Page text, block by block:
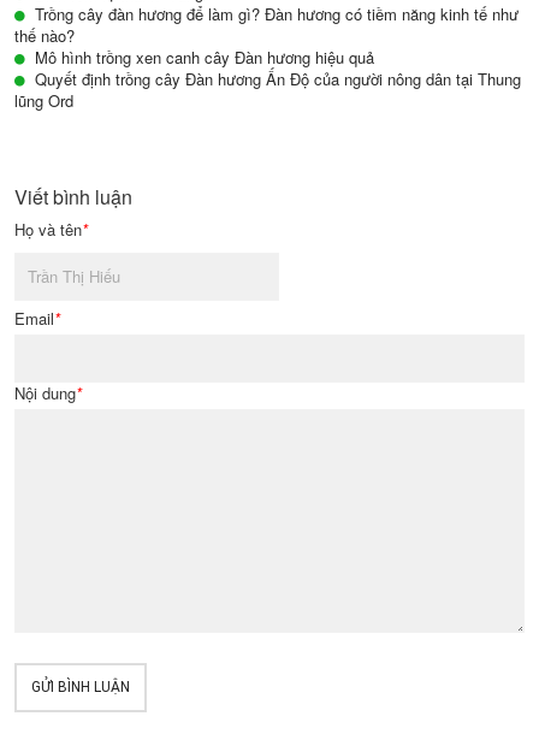
Trồng cây đàn hương để làm gì? Đàn hương có tiềm năng kinh tế như
thế nào?
Mô hình trồng xen canh cây Đàn hương hiệu quả
Quyết định trồng cây Đàn hương Ấn Độ của người nông dân tại Thung
lũng Ord
Viết bình luận
Họ và tên*
Email*
Nội dung*
GỬI BÌNH LUẬN